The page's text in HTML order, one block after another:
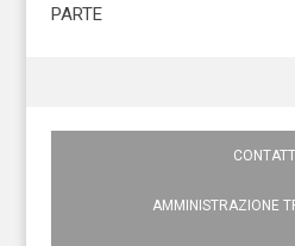
PARTE
CONTATTI
AMMINISTRAZIONE